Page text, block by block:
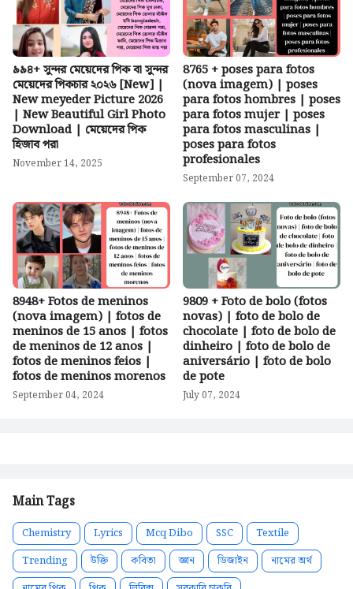
৯৯৪+ সুন্দর মেয়েদের পিক বা সুন্দর
মেয়েদের পিকচার ২০২৬ [New] |
New meyeder Picture 2026
| New Beautiful Girl Photo
Download | মেয়েদের পিক
হিজাব পরা
November 14, 2025
8765 + poses para fotos
(nova imagem) | poses
para fotos hombres | poses
para fotos mujer | poses
para fotos masculinas |
poses para fotos
profesionales
September 07, 2024
8948+ Fotos de meninos
(nova imagem) | fotos de
meninos de 15 anos | fotos
de meninos de 12 anos |
fotos de meninos feios |
fotos de meninos morenos
September 04, 2024
9809 + Foto de bolo (fotos
novas) | foto de bolo de
chocolate | foto de bolo de
dinheiro | foto de bolo de
aniversário | foto de bolo
de pote
July 07, 2024
Main Tags
Chemistry Lyrics Mcq Dibo SSC
Textile
Trending
উক্তি কবিতা জ্ঞান ডিজাইন
নামের অর্থ